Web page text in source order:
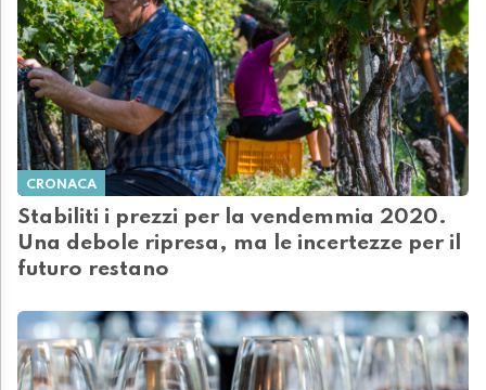
CRONACA
Stabiliti i prezzi per la vendemmia 2020.
Una debole ripresa, ma le incertezze per il
futuro restano